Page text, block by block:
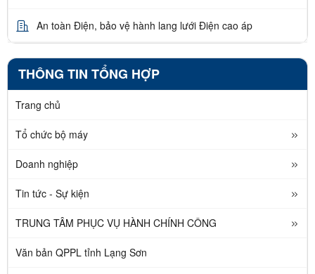
An toàn Điện, bảo vệ hành lang lưới Điện cao áp
THÔNG TIN TỔNG HỢP
Trang chủ
Tổ chức bộ máy
Doanh nghiệp
Tin tức - Sự kiện
TRUNG TÂM PHỤC VỤ HÀNH CHÍNH CÔNG
Văn bản QPPL tỉnh Lạng Sơn